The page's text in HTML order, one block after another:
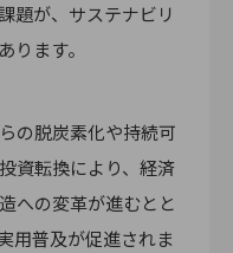
題が、サステナビリ
ります。
の脱炭素化や持続可
資転換により、経済
への変革が進むとと
用普及が促進されま